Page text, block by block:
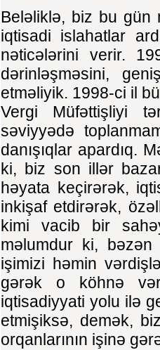
Beləliklə, biz bu gün
iqtisadi islahatlar
nəticələrini verir.
dərinləşməsini,
etməliyik. 1998-ci il
Vergi Müfəttişliyi
səviyyədə
danışıqlar apardıq.
ki, biz son illər
həyata keçirərək,
inkişaf etdirərək,
kimi vacib bir
məlumdur ki,
işimizi həmin
gərək o köhnə
iqtisadiyyati yolu ilə
etmişiksə, demək,
orqanlarının işinə